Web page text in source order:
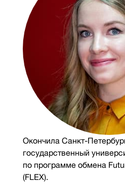
Окончила Санкт-
государственный
по программе обмена
(FLEX).